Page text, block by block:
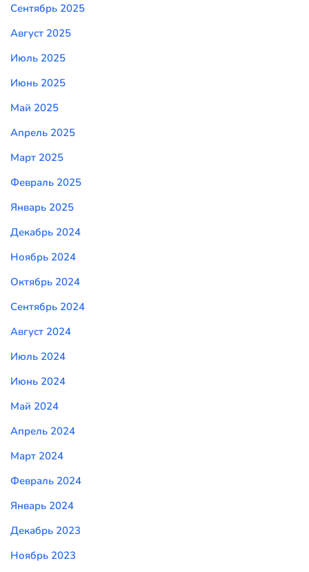
Сентябрь 2025
Август 2025
Июль 2025
Июнь 2025
Май 2025
Апрель 2025
Март 2025
Февраль 2025
Январь 2025
Декабрь 2024
Ноябрь 2024
Октябрь 2024
Сентябрь 2024
Август 2024
Июль 2024
Июнь 2024
Май 2024
Апрель 2024
Март 2024
Февраль 2024
Январь 2024
Декабрь 2023
Ноябрь 2023